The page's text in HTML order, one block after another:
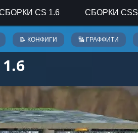
CS 1.6 СБОРКИ CSS
📝 КОНФИГИ 🔣 ГРАФФИТИ